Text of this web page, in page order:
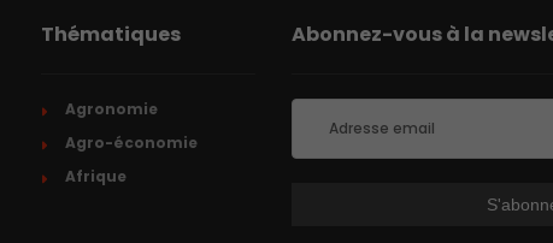
Thématiques
Agronomie
Agro-économie
Afrique
Abonnez-vous à la